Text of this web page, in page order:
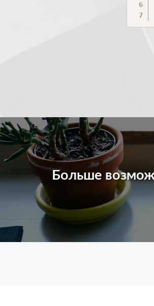
Больше